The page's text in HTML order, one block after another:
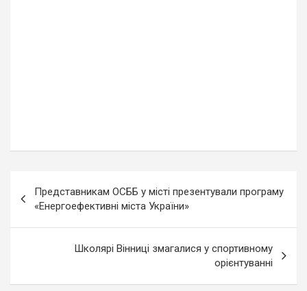
записів
Представникам ОСББ у місті презентували програму
«Енергоефективні міста України»
Школярі Вінниці змагалися у спортивному
орієнтуванні